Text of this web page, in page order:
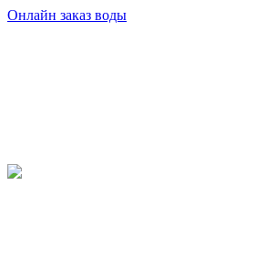
Онлайн заказ воды